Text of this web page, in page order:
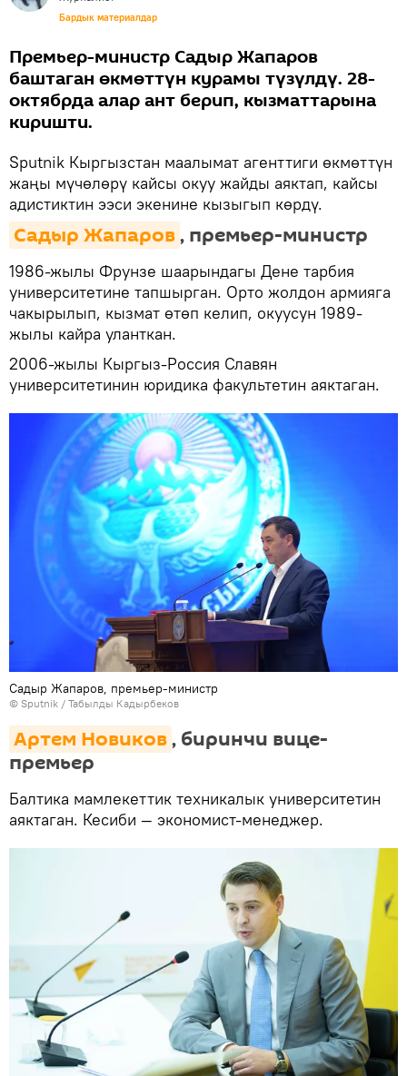
Бардык материалдар
Премьер-министр Садыр Жапаров
баштаган өкмөттүн курамы түзүлдү. 28-
октябрда алар ант берип, кызматтарына
киришти.
Sputnik Кыргызстан маалымат агенттиги өкмөттүн
жаңы мүчөлөрү кайсы окуу жайды аяктап, кайсы
адистиктин ээси экенине кызыгып көрдү.
Садыр Жапаров, премьер-министр
1986-жылы Фрунзе шаарындагы Дене тарбия
университетине тапшырган. Орто жолдон армияга
чакырылып, кызмат өтөп келип, окуусун 1989-
жылы кайра уланткан.
2006-жылы Кыргыз-Россия Славян
университетинин юридика факультетин аяктаган.
Садыр Жапаров, премьер-министр
© Sputnik / Табылды Кадырбеков
Артем Новиков, биринчи вице-
премьер
Балтика мамлекеттик техникалык университетин
аяктаган. Кесиби — экономист-менеджер.